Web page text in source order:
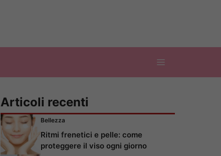
Articoli recenti
Bellezza
Ritmi frenetici e pelle: come
proteggere il viso ogni giorno